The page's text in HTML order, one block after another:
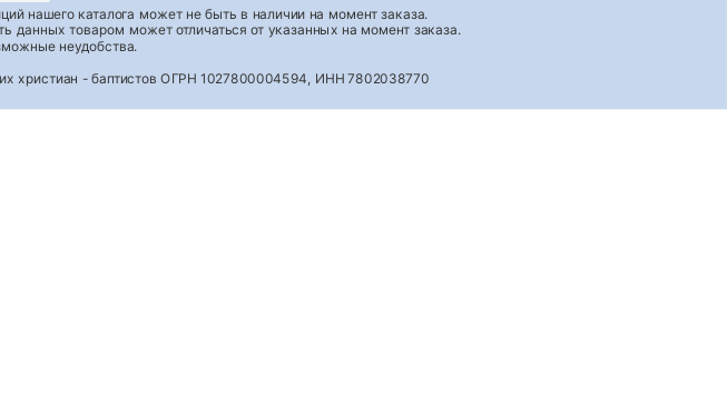
нашего каталога может не быть в наличии на момент заказа.
данных товаром может отличаться от указанных на момент заказа.
неудобства.
христиан - баптистов ОГРН 1027800004594, ИНН 7802038770